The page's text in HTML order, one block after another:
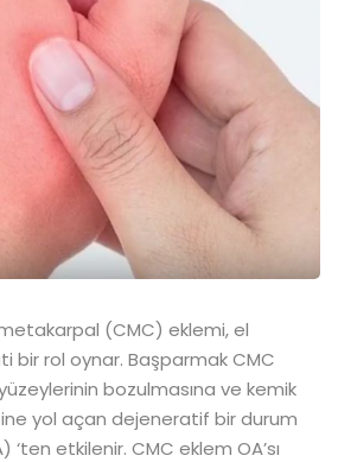
(CMC) eklemi, el
bir rol oynar. Başparmak CMC
bozulmasına ve kemik
yol açan dejeneratif bir durum
etkilenir. CMC eklem OA’sı